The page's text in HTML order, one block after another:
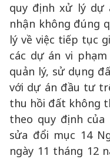
quy định xử lý dự
nhận không đúng
lý về việc tiếp tục
các dự án vi
quản lý, sử dụng
với dự án đầu tư
thu hồi đất không
theo quy định
sửa đổi mục 14
ngày 11 tháng 12